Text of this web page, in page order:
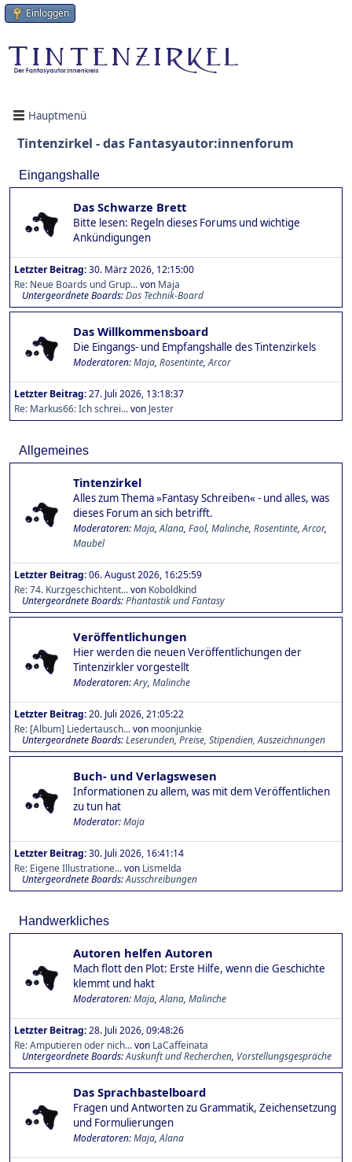
Einloggen
Hauptmenü
Tintenzirkel - das Fantasyautor:innenforum
Eingangshalle
Das Schwarze Brett
Bitte lesen: Regeln dieses Forums und wichtige
Ankündigungen
Letzter Beitrag:30. März 2026, 12:15:00
Re: Neue Boards und Grup...von Maja
Untergeordnete Boards Das Technik-Board
Das Willkommensboard
Die Eingangs- und Empfangshalle des Tintenzirkels
Moderatoren:Maja, Rosentinte,Arcor
Letzter Beitrag:27. Juli 2026, 13:18:37
Re: Markus66: Ich schrei...von Jester
Allgemeines
Tintenzirkel
Alles zum Thema »Fantasy Schreiben« - und alles, was
dieses Forum an sich betrifft.
Moderatoren:Maja,Alana, Faol, Malinche, Rosentinte,Arcor,
Maubel
Letzter Beitrag:06. August 2026, 16:25:59
Re: 74. Kurzgeschichtent...von Koboldkind
Untergeordnete Boards Phantastik und Fantasy
Veröffentlichungen
Hier werden die neuen Veröffentlichungen der
Tintenzirkler vorgestellt
Moderatoren:Ary, Malinche
Letzter Beitrag:20. Juli 2026, 21:05:22
Re: [Album] Liedertausch...von moonjunkie
Untergeordnete Boards Leserunden Preise, Stipendien, Auszeichnungen
Buch- und Verlagswesen
Informationen zu allem, was mit dem Veröffentlichen
zu tun hat
Moderator:Maja
Letzter Beitrag:30. Juli 2026, 16:41:14
Re: Eigene Illustratione...von Lismelda
Untergeordnete Boards Ausschreibungen
Handwerkliches
Autoren helfen Autoren
Mach flott den Plot: Erste Hilfe, wenn die Geschichte
klemmt und hakt
Moderatoren:Maja,Alana, Malinche
Letzter Beitrag:28. Juli 2026, 09:48:26
Re: Amputieren oder nich...von LaCaffeinata
Untergeordnete Boards Auskunft und Recherchen Vorstellungsgespräche
Das Sprachbastelboard
Fragen und Antworten zu Grammatik, Zeichensetzung
und Formulierungen
Moderatoren:Maja,Alana